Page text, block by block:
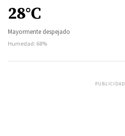
28°C
Mayormente despejado
Humedad: 68%
PUBLICIDAD